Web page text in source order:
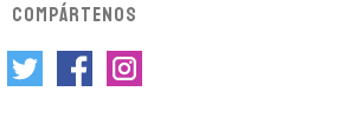
COMPÁRTENOS